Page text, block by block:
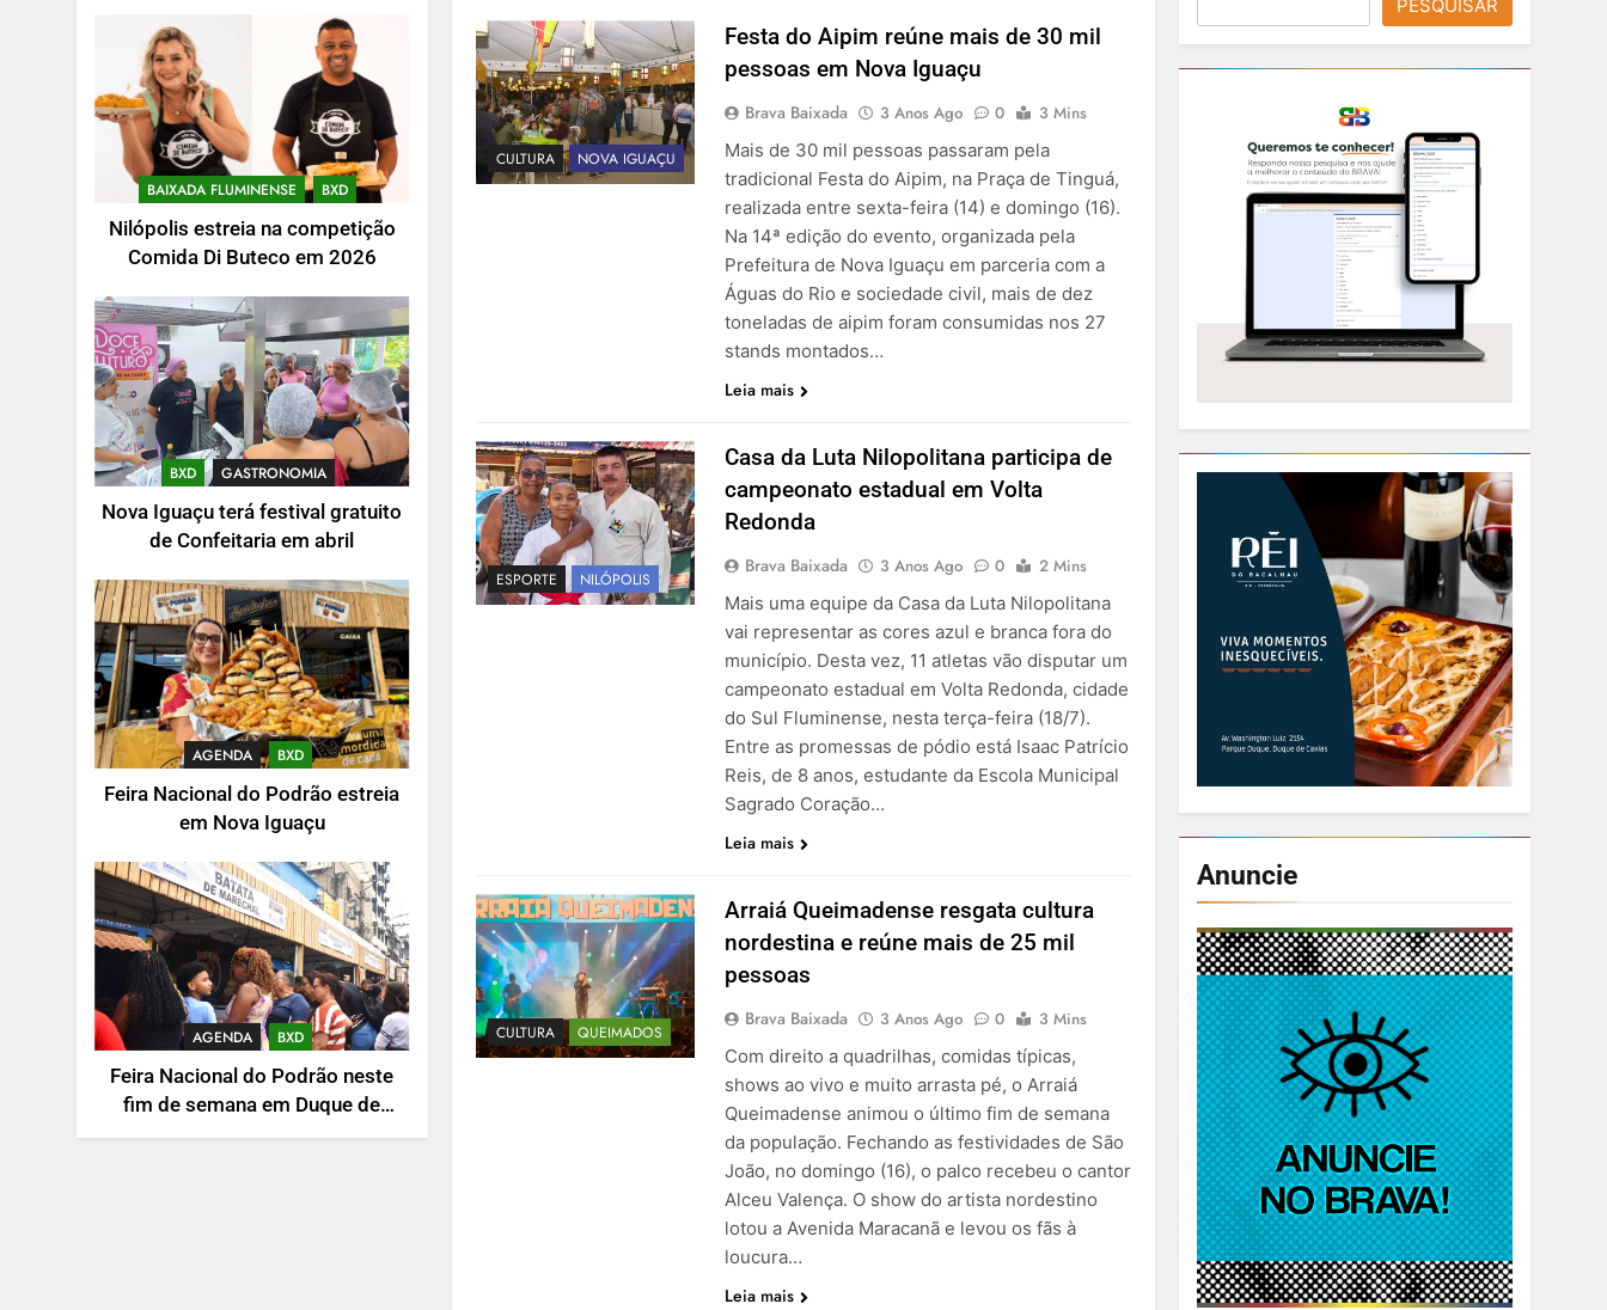
BAIXADA FLUMINENSE BXD
Nilópolis estreia na competição
Comida Di Buteco em 2026
BXD GASTRONOMIA
Nova Iguaçu terá festival gratuito
de Confeitaria em abril
AGENDA BXD
Feira Nacional do Podrão estreia
em Nova Iguaçu
AGENDA BXD
Feira Nacional do Podrão neste
fim de semana em Duque de
Caxias
CULTURA NOVA IGUAÇU
Festa do Aipim reúne mais de 30 mil
pessoas em Nova Iguaçu
Brava Baixada 3 Anos Ago 0
3 Mins
Mais de 30 mil pessoas passaram pela
tradicional Festa do Aipim, na Praça de Tinguá,
realizada entre sexta-feira (14) e domingo (16).
Na 14ª edição do evento, organizada pela
Prefeitura de Nova Iguaçu em parceria com a
Águas do Rio e sociedade civil, mais de dez
toneladas de aipim foram consumidas nos 27
stands montados…
Leia mais
ESPORTE NILÓPOLIS
Casa da Luta Nilopolitana participa de
campeonato estadual em Volta
Redonda
Brava Baixada 3 Anos Ago 0
2 Mins
Mais uma equipe da Casa da Luta Nilopolitana
vai representar as cores azul e branca fora do
município. Desta vez, 11 atletas vão disputar um
campeonato estadual em Volta Redonda, cidade
do Sul Fluminense, nesta terça-feira (18/7).
Entre as promessas de pódio está Isaac Patrício
Reis, de 8 anos, estudante da Escola Municipal
Sagrado Coração…
Leia mais
CULTURA QUEIMADOS
Arraiá Queimadense resgata cultura
nordestina e reúne mais de 25 mil
pessoas
Brava Baixada 3 Anos Ago 0
3 Mins
Com direito a quadrilhas, comidas típicas,
shows ao vivo e muito arrasta pé, o Arraiá
Queimadense animou o último fim de semana
da população. Fechando as festividades de São
João, no domingo (16), o palco recebeu o cantor
Alceu Valença. O show do artista nordestino
lotou a Avenida Maracanã e levou os fãs à
loucura…
Leia mais
PESQUISAR
Anuncie